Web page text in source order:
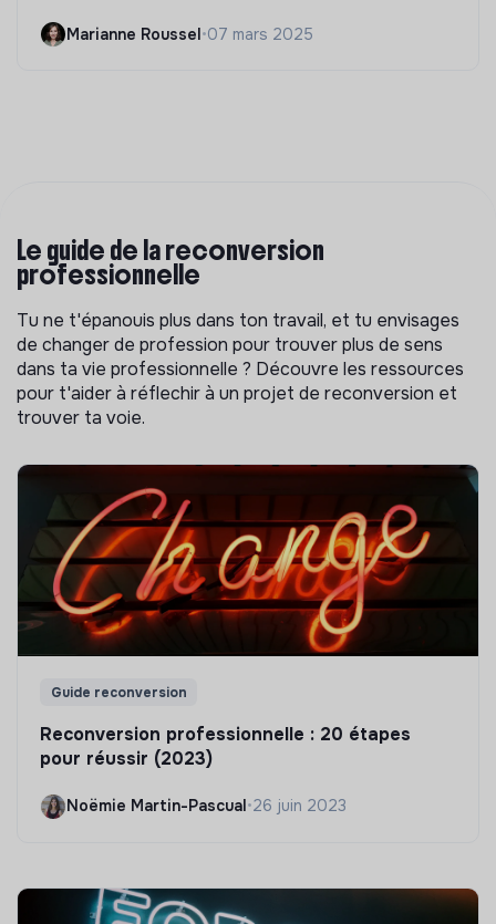
Marianne Roussel•07 mars 2025
Le guide de la reconversion
professionnelle
Tu ne t'épanouis plus dans ton travail, et tu envisages
de changer de profession pour trouver plus de sens
dans ta vie professionnelle ? Découvre les ressources
pour t'aider à réflechir à un projet de reconversion et
trouver ta voie.
Guide reconversion
Reconversion professionnelle : 20 étapes
pour réussir (2023)
Noëmie Martin-Pascual •26 juin 2023